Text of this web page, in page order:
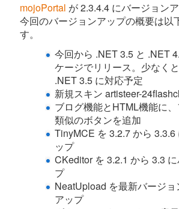
mojoPortal が 2.3.4.4 にバージョン
今回のバージョンアップの概要は以
す。
今回から .NET 3.5 と .NET
ケージでリリース。少なく
.NET 3.5 に対応予定
新規スキン artisteer-
ブログ機能とHTML機能に
類似のボタンを追加
TinyMCE を 3.2.7 から
ップ
CKeditor を 3.2.1 から 3.3
プ
NeatUpload を最新バージ
アップ